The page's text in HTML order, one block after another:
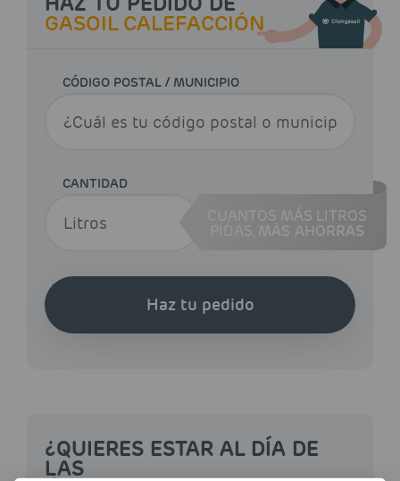
GASOIL CALEFACCIÓN
CÓDIGO POSTAL / MUNICIPIO
CANTIDAD
CUANTOS MÁS LITROS
MÁS AHORRAS
Haz tu pedido
¿QUIERES ESTAR AL DÍA DE
LAS